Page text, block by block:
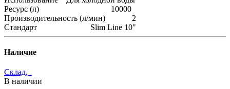
Ресурс (л) 10000
Производительность (л/мин) 2
Стандарт Slim Line 10"
Наличие
Склад,
В наличии